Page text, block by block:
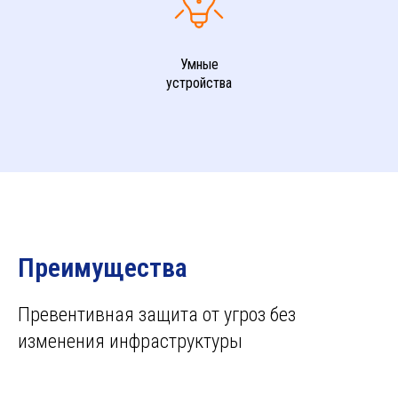
Умные
устройства
Преимущества
Превентивная защита от угроз без
изменения инфраструктуры